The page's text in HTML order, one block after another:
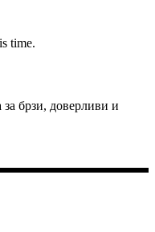
time.
за брзи, доверливи и